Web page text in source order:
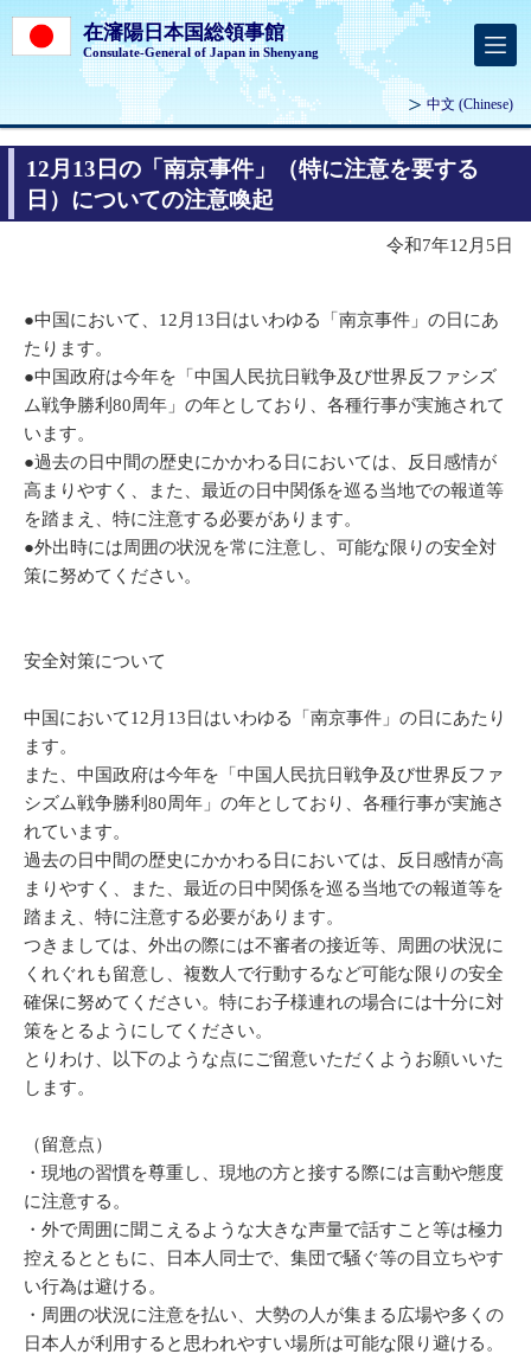
在瀋陽日本国総領事館
Consulate-General of Japan in Shenyang
中文 (Chinese)
12月13日の「南京事件」（特に注意を要する
日）についての注意喚起
令和7年12月5日
●中国において、12月13日はいわゆる「南京事件」の日にあ
たります。
●中国政府は今年を「中国人民抗日戦争及び世界反ファシズ
ム戦争勝利80周年」の年としており、各種行事が実施されて
います。
●過去の日中間の歴史にかかわる日においては、反日感情が
高まりやすく、また、最近の日中関係を巡る当地での報道等
を踏まえ、特に注意する必要があります。
●外出時には周囲の状況を常に注意し、可能な限りの安全対
策に努めてください。
安全対策について
中国において12月13日はいわゆる「南京事件」の日にあたり
ます。
また、中国政府は今年を「中国人民抗日戦争及び世界反ファ
シズム戦争勝利80周年」の年としており、各種行事が実施さ
れています。
過去の日中間の歴史にかかわる日においては、反日感情が高
まりやすく、また、最近の日中関係を巡る当地での報道等を
踏まえ、特に注意する必要があります。
つきましては、外出の際には不審者の接近等、周囲の状況に
くれぐれも留意し、複数人で行動するなど可能な限りの安全
確保に努めてください。特にお子様連れの場合には十分に対
策をとるようにしてください。
とりわけ、以下のような点にご留意いただくようお願いいた
します。
（留意点）
・現地の習慣を尊重し、現地の方と接する際には言動や態度
に注意する。
・外で周囲に聞こえるような大きな声量で話すこと等は極力
控えるとともに、日本人同士で、集団で騒ぐ等の目立ちやす
い行為は避ける。
・周囲の状況に注意を払い、大勢の人が集まる広場や多くの
日本人が利用すると思われやすい場所は可能な限り避ける。